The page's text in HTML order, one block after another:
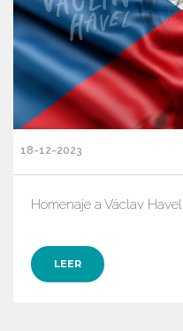
18-12-2023
Homenaje a Václav Havel
LEER